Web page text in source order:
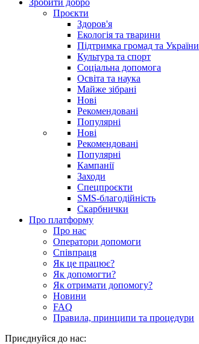
Зробити добро
Проєкти
Здоров'я
Екологія та тварини
Підтримка громад та України
Культура та спорт
Соціальна допомога
Освіта та наука
Майже зібрані
Нові
Рекомендовані
Популярні
Нові
Рекомендовані
Популярні
Кампанії
Заходи
Спецпроєкти
SMS-благодійність
Скарбнички
Про платформу
Про нас
Оператори допомоги
Співпраця
Як це працює?
Як допомогти?
Як отримати допомогу?
Новини
FAQ
Правила, принципи та процедури
Приєднуйся до нас: